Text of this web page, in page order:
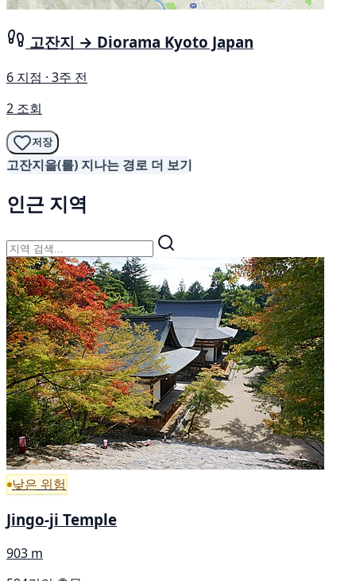
고잔지 → Diorama Kyoto Japan
6 지점 · 3주 전
2 조회
저장
고잔지을(를) 지나는 경로 더 보기
인근 지역
낮은 위험
Jingo-ji Temple
903 m